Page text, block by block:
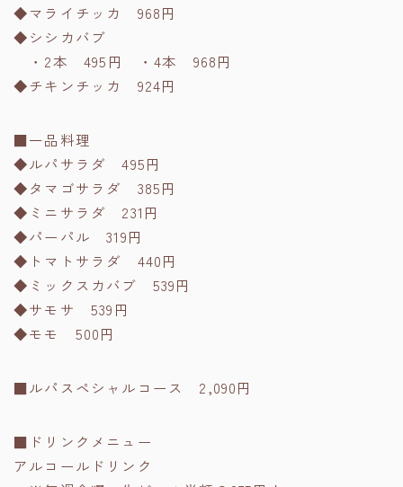
◆マライチッカ 968円
◆シシカバブ
・2本 495円 ・4本 968円
◆チキンチッカ 924円
■一品料理
◆ルパサラダ 495円
◆タマゴサラダ 385円
◆ミニサラダ 231円
◆パーパル 319円
◆トマトサラダ 440円
◆ミックスカバブ 539円
◆サモサ 539円
◆モモ 500円
■ルパスペシャルコース 2,090円
■ドリンクメニュー
アルコールドリンク